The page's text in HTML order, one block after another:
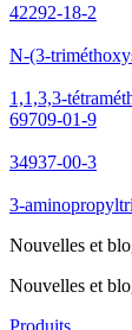
42292-18-2
N-(3-
1,1,3,3-
69709-01-9
34937-00-3
3-
Nouvelles et
Nouvelles et
Produits